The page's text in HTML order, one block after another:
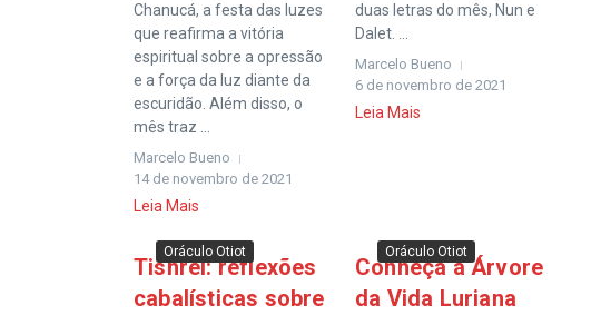
Chanucá, a festa das luzes
que reafirma a vitória
espiritual sobre a opressão
e a força da luz diante da
escuridão. Além disso, o
mês traz ...
Marcelo Bueno
14 de novembro de 2021
Leia Mais
duas letras do mês, Nun e
Dalet. ...
Marcelo Bueno
6 de novembro de 2021
Leia Mais
Oráculo Otiot
Tishrei: reflexões
cabalísticas sobre
Oráculo Otiot
Conheça a Árvore
da Vida Luriana